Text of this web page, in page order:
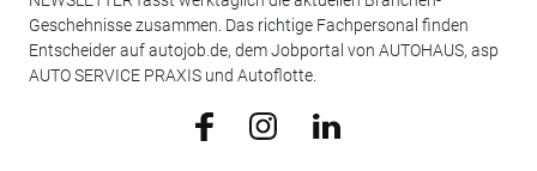
Geschehnisse zusammen. Das richtige Fachpersonal finden
Entscheider auf autojob.de, dem Jobportal von AUTOHAUS, asp
AUTO SERVICE PRAXIS und Autoflotte.